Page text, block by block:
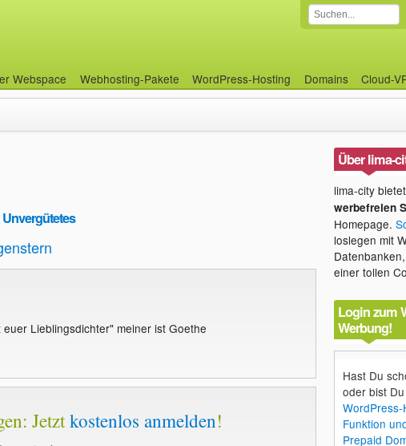
Webspace Webhosting-Pakete WordPress-Hosting Domains Cloud-
euer Lieblingsdichter" meiner ist Goethe
Jetztkostenlos anmelden!
Über lima-
lima-city
werbefreien
Homepage.
loslegen mit
einer tollen
Login zum
Werbung!
Hast Du
oder bist
Funktion
Prepaid